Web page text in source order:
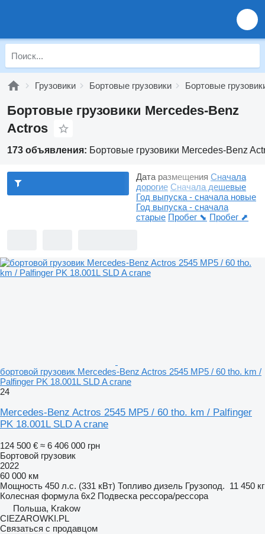
Грузовики Бортовые грузовики Бортовые
Бортовые грузовики Mercedes-Benz
Actros
173 объявления: Бортовые грузовики Mercedes-Benz
Дата размещения Сначала
дорогие Сначала дешевые
Год выпуска - сначала новые
Год выпуска - сначала
старые Пробег ⬊ Пробег ⬈
бортовой грузовик Mercedes-Benz Actros 2545 MP5 / 60 tho. km /
Palfinger PK 18.001L SLD A crane
24
Mercedes-Benz Actros 2545 MP5 / 60 tho. km / Palfinger
PK 18.001L SLD A crane
124 500 € ≈ 6 406 000 грн
Бортовой грузовик
2022
60 000 км
Мощность 450 л.с. (331 кВт) Топливо дизель Грузопод. 11 450 кг
Колесная формула 6x2 Подвеска рессора/рессора
Польша, Krakow
CIEZAROWKI.PL
Связаться с продавцом